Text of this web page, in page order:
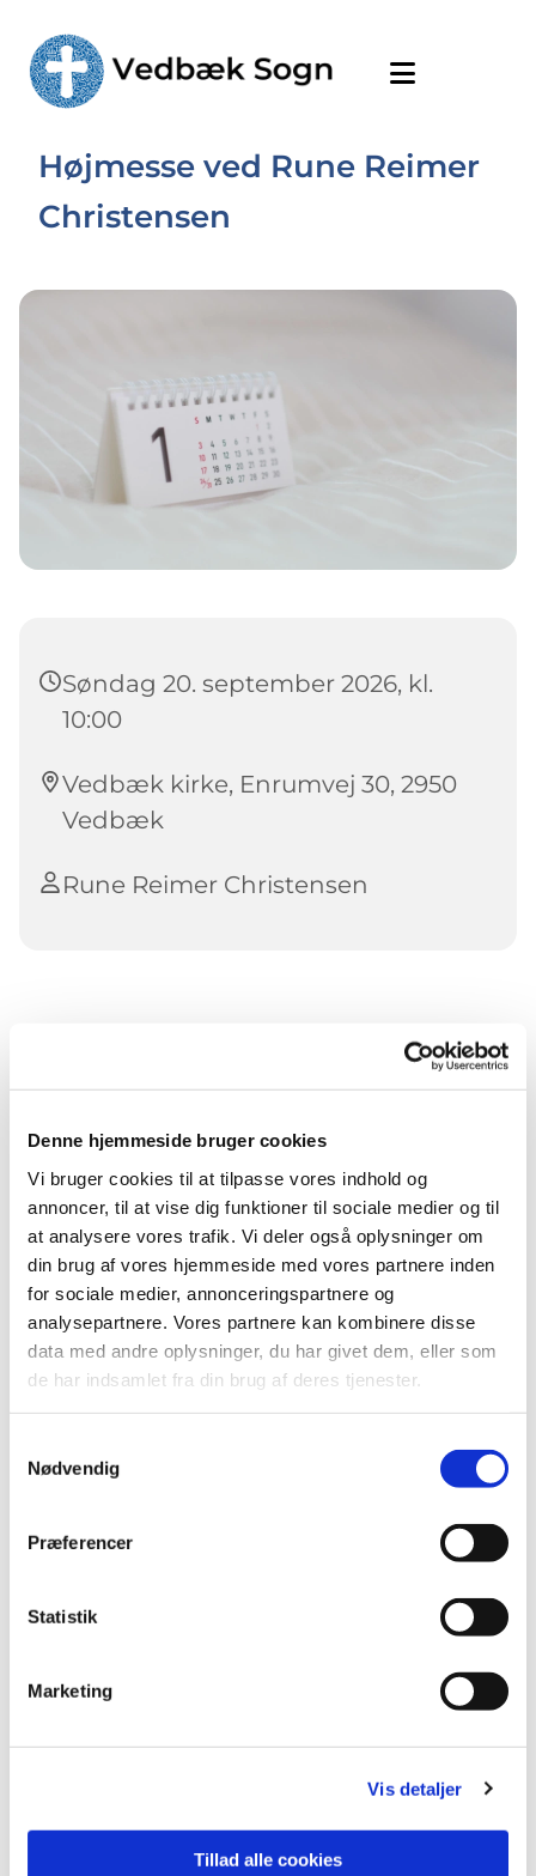
Denne hjemmeside bruger cookies
Vi bruger cookies til at tilpasse vores indhold og
annoncer, til at vise dig funktioner til sociale medier og til
at analysere vores trafik. Vi deler også oplysninger om
din brug af vores hjemmeside med vores partnere inden
for sociale medier, annonceringspartnere og
analysepartnere. Vores partnere kan kombinere disse
data med andre oplysninger, du har givet dem, eller som
de har indsamlet fra din brug af deres tjenester.
Nødvendig
Præferencer
Statistik
Marketing
Vis detaljer
Tillad alle cookies
Højmesse ved Rune Reimer
Christensen
Søndag 20. september 2026, kl.
10:00
Vedbæk kirke, Enrumvej 30, 2950
Vedbæk
Rune Reimer Christensen
Du vil måske også kunne